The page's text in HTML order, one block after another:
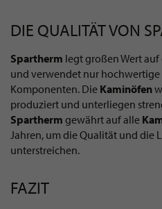
DIE QUALITÄT VON
Spartherm legt großen Wert
und verwendet nur
Komponenten. Die Kaminöfen
produziert und unterliegen
Spartherm gewährt auf alle
Jahren, um die Qualität und die
unterstreichen.
FAZIT